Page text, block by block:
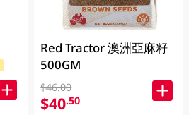
Red Tractor 澳洲亞麻籽
500GM
$46.00
$40.50